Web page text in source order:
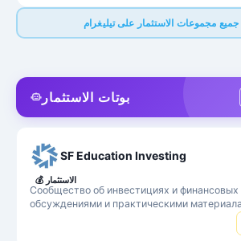
بوتات الاستثمار
SF Education Investing
Сообщество об инвестициях и финансовых
обсуждениями и практическими
💰 الاستثمار